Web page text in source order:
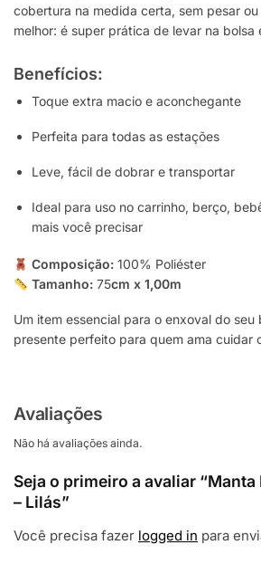
cobertura na medida certa, sem pesar ou
melhor: é super prática de levar na bolsa
Benefícios:
Toque extra macio e aconchegante
Perfeita para todas as estações
Leve, fácil de dobrar e transportar
Ideal para uso no carrinho, berço,
mais você precisar
Composição:100% Poliéster
Tamanho:75cm x 1,00m
Um item essencial para o enxoval do
presente perfeito para quem ama cuidar
Avaliações
Não há avaliações ainda.
Seja o primeiro a avaliar
– Lilás”
Você precisa fazer logged in para